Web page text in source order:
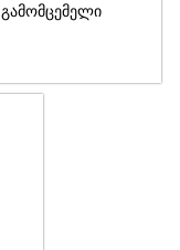
გამომცემელი